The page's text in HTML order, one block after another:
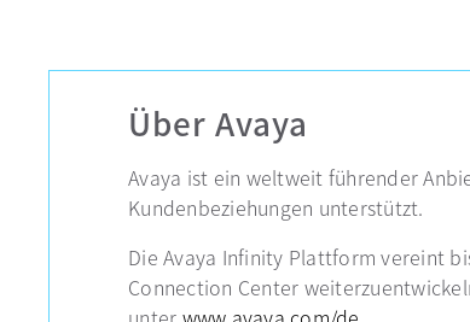
Über Avaya
Avaya ist ein weltweit führender
Kundenbeziehungen unterstützt.
Die Avaya Infinity Plattform vereint
Connection Center